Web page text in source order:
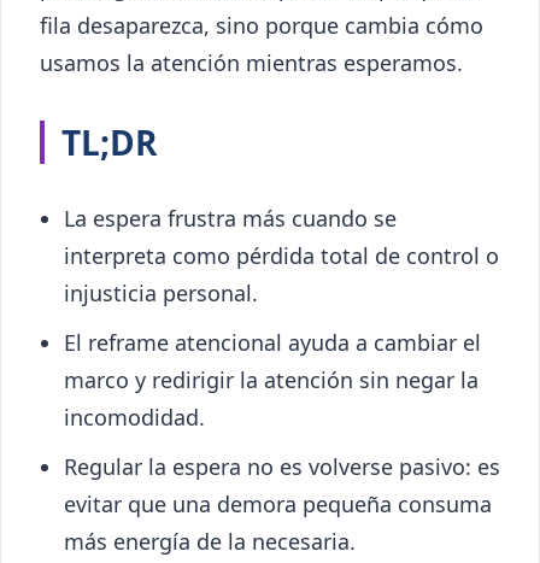
fila desaparezca, sino porque cambia cómo
usamos la atención mientras esperamos.
TL;DR
La espera frustra más cuando se
interpreta como pérdida total de control o
injusticia personal.
El reframe atencional ayuda a cambiar el
marco y redirigir la atención sin negar la
incomodidad.
Regular la espera no es volverse pasivo: es
evitar que una demora pequeña consuma
más energía de la necesaria.